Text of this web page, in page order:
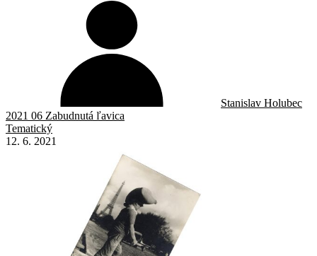
Stanislav Holubec
2021 06 Zabudnutá ľavica
Tematický
12. 6. 2021